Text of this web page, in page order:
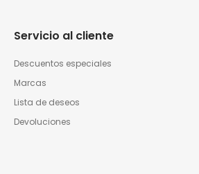
Servicio al cliente
Descuentos especiales
Marcas
Lista de deseos
Devoluciones